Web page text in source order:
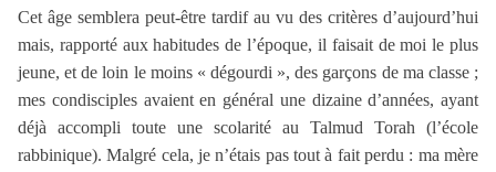
Cet âge semblera peut-être tardif au vu des critères d’aujourd’hui
mais, rapporté aux habitudes de l’époque, il faisait de moi le plus
jeune, et de loin le moins « dégourdi », des garçons de ma classe ;
mes condisciples avaient en général une dizaine d’années, ayant
déjà accompli toute une scolarité au Talmud Torah (l’école
rabbinique). Malgré cela, je n’étais pas tout à fait perdu : ma mère